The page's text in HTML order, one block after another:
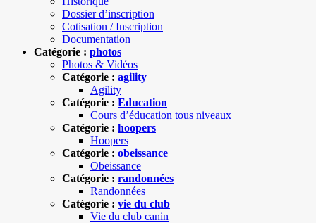
Dossier d’inscription
Cotisation / Inscription
Documentation
Catégorie : photos
Photos & Vidéos
Catégorie : agility
Agility
Catégorie : Education
Cours d’éducation tous niveaux
Catégorie : hoopers
Hoopers
Catégorie : obeissance
Obeissance
Catégorie : randonnées
Randonnées
Catégorie : vie du club
Vie du club canin